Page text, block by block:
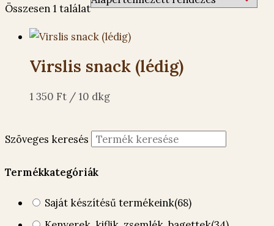
Szöveges keresés
Termékkategóriák
Saját készítésű termékeink(68)
Összesen 1 találat
Virslis snack (lédig)
1 350 Ft / 10 dkg